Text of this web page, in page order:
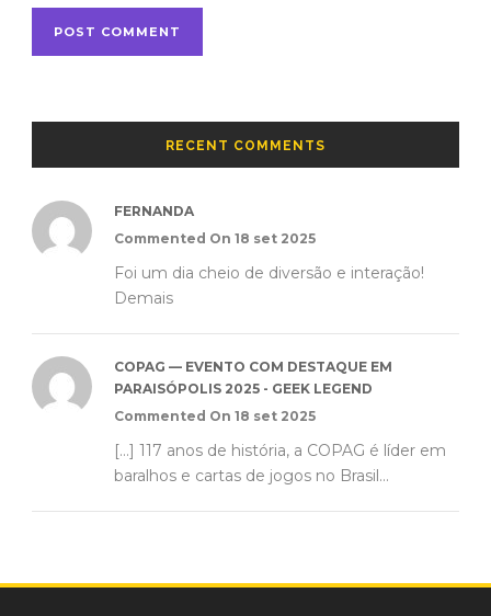
RECENT COMMENTS
FERNANDA
Commented On 18 set 2025
Foi um dia cheio de diversão e interação!
Demais
COPAG — EVENTO COM DESTAQUE EM
PARAISÓPOLIS 2025 - GEEK LEGEND
Commented On 18 set 2025
[…] 117 anos de história, a COPAG é líder em
baralhos e cartas de jogos no Brasil...